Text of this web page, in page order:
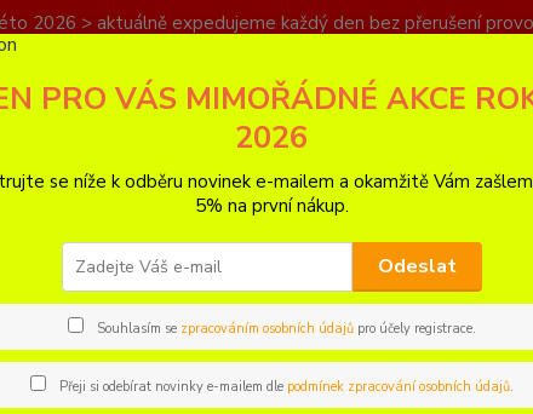
2026 > aktuálně expedujeme každý den bez přerušení
Hledat
PO -
Nejlevnější Nejdražší
PRO VÁS MIMOŘÁDNÉ AKCE
2026
se níže k odběru novinek e-mailem a okamžitě Vám
5% na první nákup.
Odeslat
Souhlasím se zpracováním osobních údajůpro účely registrace.
Přeji si odebírat novinky e-mailem dle podmínek zpracování osobních údajů.